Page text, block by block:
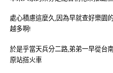
處心積慮這麼久,因為早就查好樂園
越多啊!
於是乎當天兵分二路,弟弟一早從台
原站搭火車